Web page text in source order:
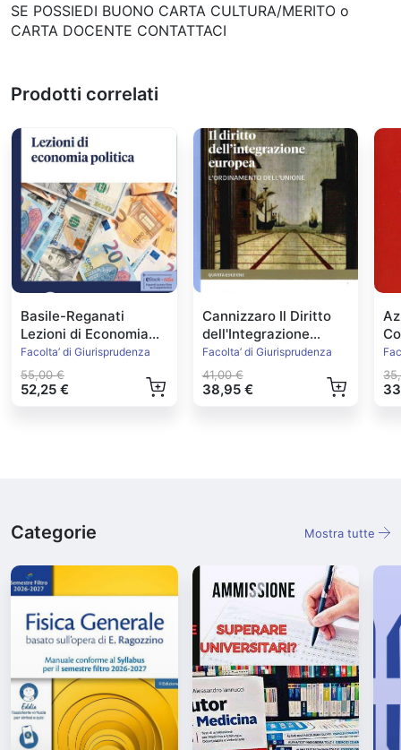
SE POSSIEDI BUONO CARTA CULTURA/MERITO o
CARTA DOCENTE CONTATTACI
Prodotti correlati
Basile-Reganati
Lezioni di Economia
Politica
Facolta’ di Giurisprudenza
55,00 €
52,25 €
Cannizzaro Il Diritto
dell'Integrazione
Europea Ed.2022
Facolta’ di Giurisprudenza
41,00 €
38,95 €
Categorie Mostra tutte